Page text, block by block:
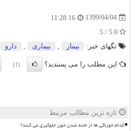
1399/04/04
11:28:16
تگهای خبر:
بیمار , بیماری , دارو
این مطلب را می پسندید؟ (1)
تازه ترین مطالب مرتبط
کدام خوراکی ها از لخته شدن خون جلوگیری می کنند؟